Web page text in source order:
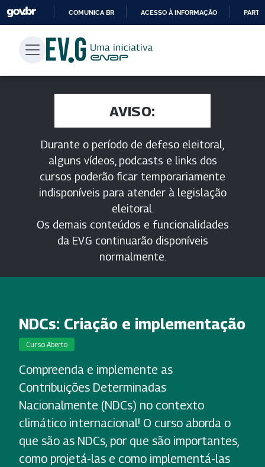
PARA
CONTEÚDO
COMUNICA BR ACESSO À INFORMAÇÃO
AVISO:
Durante o período de defeso eleitoral,
alguns vídeos, podcasts e links dos
cursos poderão ficar temporariamente
indisponíveis para atender à legislação
eleitoral.
Os demais conteúdos e funcionalidades
da EV.G continuarão disponíveis
normalmente.
NDCs: Criação e implementação
Curso Aberto
Compreenda e implemente as
Contribuições Determinadas
Nacionalmente (NDCs) no contexto
climático internacional! O curso aborda o
que são as NDCs, por que são importantes,
como projetá-las e como implementá-las